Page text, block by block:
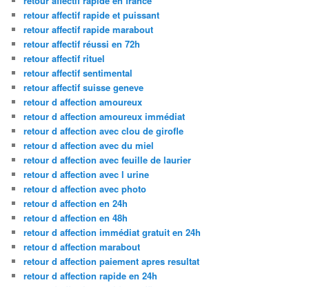
retour affectif rapide et puissant
retour affectif rapide marabout
retour affectif réussi en 72h
retour affectif rituel
retour affectif sentimental
retour affectif suisse geneve
retour d affection amoureux
retour d affection amoureux immédiat
retour d affection avec clou de girofle
retour d affection avec du miel
retour d affection avec feuille de laurier
retour d affection avec l urine
retour d affection avec photo
retour d affection en 24h
retour d affection en 48h
retour d affection immédiat gratuit en 24h
retour d affection marabout
retour d affection paiement apres resultat
retour d affection rapide en 24h